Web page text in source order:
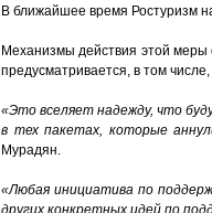
В ближайшее время Ростуризм
Механизмы действия этой меры
предусматривается, в том
«Это вселяет надежду, что
в тех пакетах, которые
Мурадян.
«Любая инициатива по
других конкретных идей по